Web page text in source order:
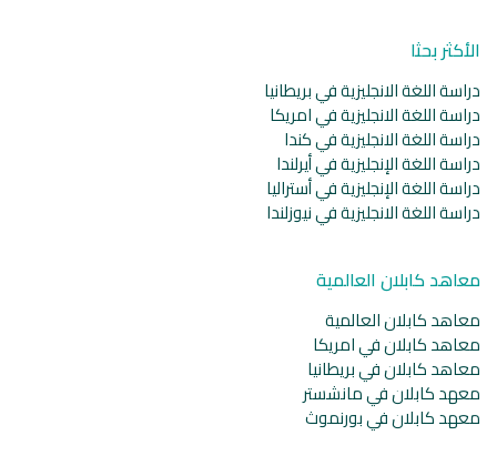
الأكثر بحثا
دراسة اللغة الانجليزية في بريطانيا
دراسة اللغة الانجليزية في امريكا
دراسة اللغة الانجليزية في كندا
دراسة اللغة الإنجليزية في أيرلندا
دراسة اللغة الإنجليزية في أستراليا
دراسة اللغة الانجليزية في نيوزلندا
معاهد كابلان العالمية
معاهد كابلان العالمية
معاهد كابلان في امريكا
معاهد كابلان في بريطانيا
معهد كابلان في مانشستر
معهد كابلان في بورنموث